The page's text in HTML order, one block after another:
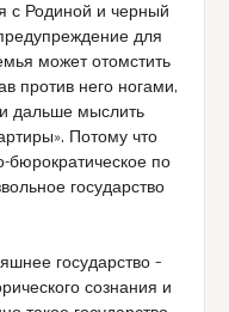
с Родиной и черный
для
может отомстить
против него ногами,
и дальше мыслить
Потому что
по
государство
государство –
сознания и